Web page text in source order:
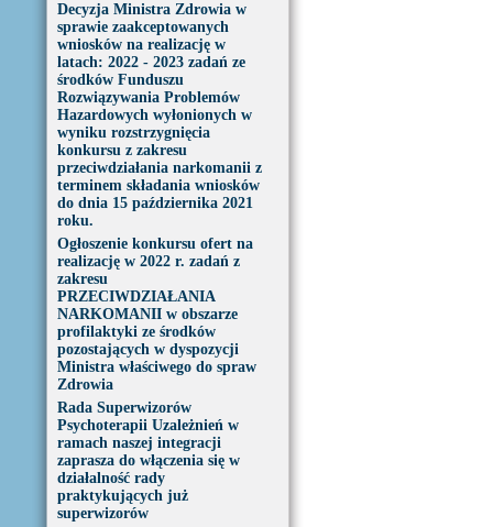
Decyzja Ministra Zdrowia w
sprawie zaakceptowanych
wniosków na realizację w
latach: 2022 - 2023 zadań ze
środków Funduszu
Rozwiązywania Problemów
Hazardowych wyłonionych w
wyniku rozstrzygnięcia
konkursu z zakresu
przeciwdziałania narkomanii z
terminem składania wniosków
do dnia 15 października 2021
roku.
Ogłoszenie konkursu ofert na
realizację w 2022 r. zadań z
zakresu
PRZECIWDZIAŁANIA
NARKOMANII w obszarze
profilaktyki ze środków
pozostających w dyspozycji
Ministra właściwego do spraw
Zdrowia
Rada Superwizorów
Psychoterapii Uzależnień w
ramach naszej integracji
zaprasza do włączenia się w
działalność rady
praktykujących już
superwizorów